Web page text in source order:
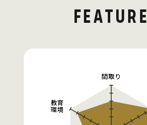
FEATURE
教育
環境
間取り